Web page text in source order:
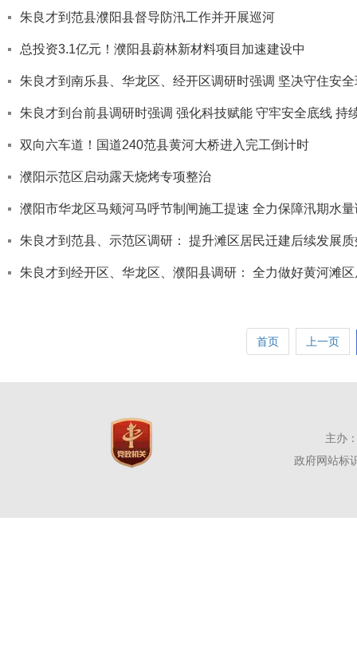
朱良才到范县濮阳县督导防汛工作并开展巡河
总投资3.1亿元！濮阳县蔚林新材料项目加速建设中
朱良才到南乐县、华龙区、经开区调研时强调 坚决守住安
朱良才到台前县调研时强调 强化科技赋能 守牢安全底线 持
双向六车道！国道240范县黄河大桥进入完工倒计时
濮阳示范区启动露天烧烤专项整治
濮阳市华龙区马颊河马呼节制闸施工提速 全力保障汛期水
朱良才到范县、示范区调研： 提升滩区居民迁建后续发展
朱良才到经开区、华龙区、濮阳县调研： 全力做好黄河滩
首页 上一页
主办
政府网站标